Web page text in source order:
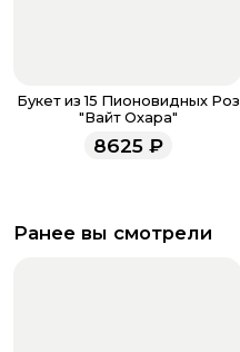
Букет из 15 Пионовидных Роз
"Вайт Охара"
8625₽
Ранее вы смотрели